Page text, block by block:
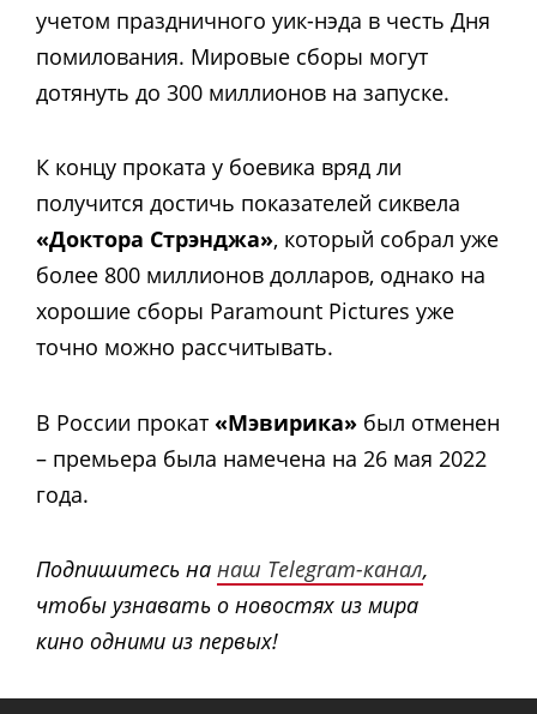
учетом праздничного уик-нэда в честь Дня
помилования. Мировые сборы могут
дотянуть до 300 миллионов на запуске.
К концу проката у боевика вряд ли
получится достичь показателей сиквела
«Доктора Стрэнджа», который собрал уже
более 800 миллионов долларов, однако на
хорошие сборы Paramount Pictures уже
точно можно рассчитывать.
В России прокат «Мэвирика» был отменен
– премьера была намечена на 26 мая 2022
года.
Подпишитесь на наш Telegram-канал,
чтобы узнавать о новостях из мира
кино одними из первых!